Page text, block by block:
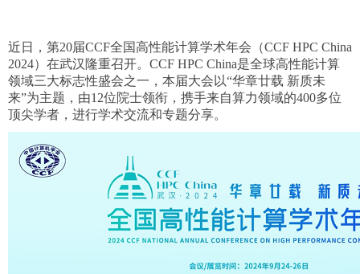
近日，第20届CCF全国高性能计算学术年会（CCF HPC China
2024）在武汉隆重召开。CCF HPC China是全球高性能计算
领域三大标志性盛会之一，本届大会以“华章廿载 新质未
来”为主题，由12位院士领衔，携手来自算力领域的400多位
顶尖学者，进行学术交流和专题分享。